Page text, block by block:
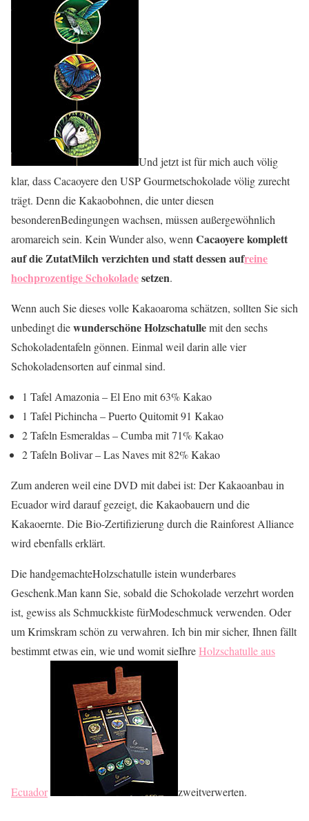
Und jetzt ist für mich auch völig
klar, dass Cacaoyere den USP Gourmetschokolade völig zurecht
trägt. Denn die Kakaobohnen, die unter diesen
besonderenBedingungen wachsen, müssen außergewöhnlich
aromareich sein. Kein Wunder also, wenn Cacaoyere komplett
auf die ZutatMilch verzichten und statt dessen aufreine
hochprozentige Schokoladesetzen.
Wenn auch Sie dieses volle Kakaoaroma schätzen, sollten Sie sich
unbedingt diewunderschöne Holzschatullemit den sechs
Schokoladentafeln gönnen. Einmal weil darin alle vier
Schokoladensorten auf einmal sind.
1 Tafel Amazonia – El Eno mit 63% Kakao
1 Tafel Pichincha – Puerto Quitomit 91 Kakao
2 Tafeln Esmeraldas – Cumba mit 71% Kakao
2 Tafeln Bolivar – Las Naves mit 82% Kakao
Zum anderen weil eine DVD mit dabei ist: Der Kakaoanbau in
Ecuador wird darauf gezeigt, die Kakaobauern und die
Kakaoernte. Die Bio-Zertifizierung durch die Rainforest Alliance
wird ebenfalls erklärt.
Die handgemachteHolzschatulle istein wunderbares
Geschenk.Man kann Sie, sobald die Schokolade verzehrt worden
ist, gewiss als Schmuckkiste fürModeschmuck verwenden. Oder
um Krimskram schön zu verwahren. Ich bin mir sicher, Ihnen fällt
bestimmt etwas ein, wie und womit sieIhreHolzschatulle aus
Ecuador zweitverwerten.